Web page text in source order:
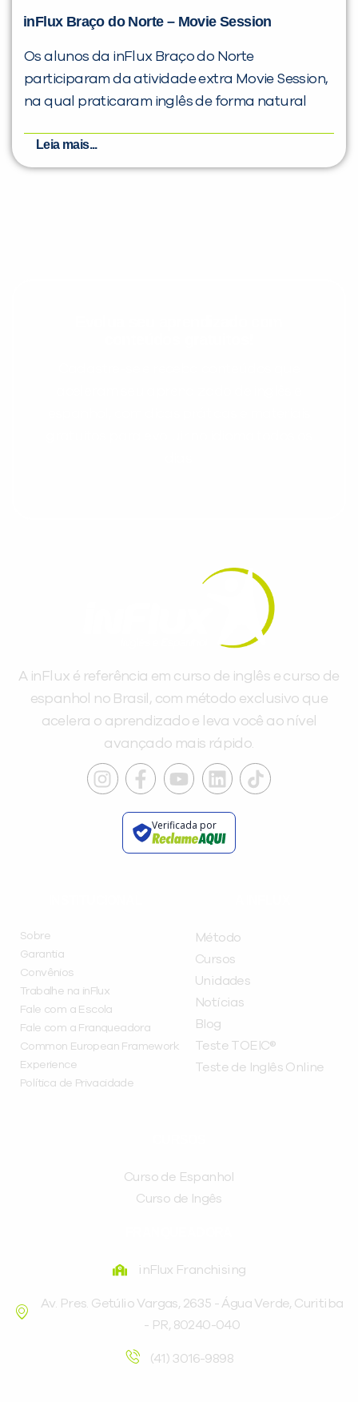
inFlux Braço do Norte – Movie Session
Os alunos da inFlux Braço do Norte
participaram da atividade extra Movie Session,
na qual praticaram inglês de forma natural
Leia mais...
A inFlux é referência em curso de inglês e curso de
espanhol no Brasil, com método exclusivo que
acelera o aprendizado e leva você ao nível
avançado mais rápido.
Verificada por
Sobre
Garantia
Convênios
Trabalhe na inFlux
Fale com a Escola
Fale com a Franqueadora
Common European Framework
Experience
Política de Privacidade
Método
Cursos
Unidades
Notícias
Blog
Teste TOEIC®
Teste de Inglês Online
Curso de Espanhol
Curso de Ingês
inFlux Franchising
Av. Pres. Getúlio Vargas, 2635 - Água Verde, Curitiba
- PR, 80240-040
(41) 3016-9898